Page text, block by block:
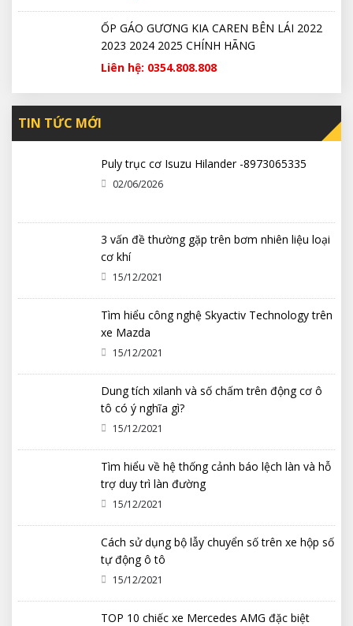
ỐP GÁO GƯƠNG KIA CAREN BÊN LÁI 2022
2023 2024 2025 CHÍNH HÃNG
Liên hệ: 0354.808.808
TIN TỨC MỚI
Puly trục cơ Isuzu Hilander -8973065335
02/06/2026
3 vấn đề thường gặp trên bơm nhiên liệu loại
cơ khí
15/12/2021
Tìm hiểu công nghệ Skyactiv Technology trên
xe Mazda
15/12/2021
Dung tích xilanh và số chấm trên động cơ ô
tô có ý nghĩa gì?
15/12/2021
Tìm hiểu về hệ thống cảnh báo lệch làn và hỗ
trợ duy trì làn đường
15/12/2021
Cách sử dụng bộ lẫy chuyển số trên xe hộp số
tự động ô tô
15/12/2021
TOP 10 chiếc xe Mercedes AMG đặc biệt